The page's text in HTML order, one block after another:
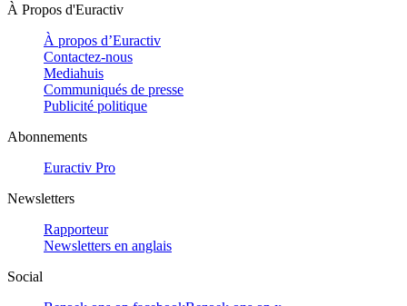
À Propos d'Euractiv
À propos d’Euractiv
Contactez-nous
Mediahuis
Communiqués de presse
Publicité politique
Abonnements
Euractiv Pro
Newsletters
Rapporteur
Newsletters en anglais
Social